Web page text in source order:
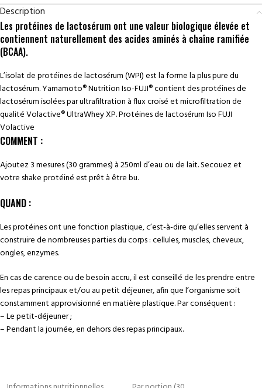
Description
Les protéines de lactosérum ont une valeur biologique élevée et
contiennent naturellement des acides aminés à chaîne ramifiée
(BCAA).
L’isolat de protéines de lactosérum (WPI) est la forme la plus pure du
lactosérum. Yamamoto® Nutrition Iso-FUJI® contient des protéines de
lactosérum isolées par ultrafiltration à flux croisé et microfiltration de
qualité Volactive® UltraWhey XP. Protéines de lactosérum Iso FUJI
Volactive
COMMENT :
Ajoutez 3 mesures (30 grammes) à 250ml d’eau ou de lait. Secouez et
votre shake protéiné est prêt à être bu.
QUAND :
Les protéines ont une fonction plastique, c’est-à-dire qu’elles servent à
construire de nombreuses parties du corps : cellules, muscles, cheveux,
ongles, enzymes.
En cas de carence ou de besoin accru, il est conseillé de les prendre entre
les repas principaux et/ou au petit déjeuner, afin que l’organisme soit
constamment approvisionné en matière plastique. Par conséquent :
– Le petit-déjeuner ;
– Pendant la journée, en dehors des repas principaux.